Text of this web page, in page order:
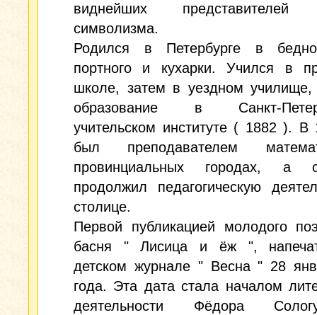
виднейших представителей
символизма.
Родился в Петербурге в
портного и кухарки. Учился в
школе, затем в уездном училище,
образование в Санкт-
учительском институте ( 1882 ). В
был преподавателем
провинциальных городах, а
продолжил педагогическую
столице.
Первой публикацией молодого
басня " Лисица и ёж ",
детском журнале " Весна " 28
года. Эта дата стала началом
деятельности Фёдора